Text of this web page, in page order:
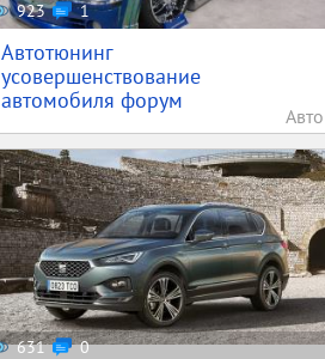
923 1
Автотюнинг
усовершенствование
автомобиля форум
Авто
631 0